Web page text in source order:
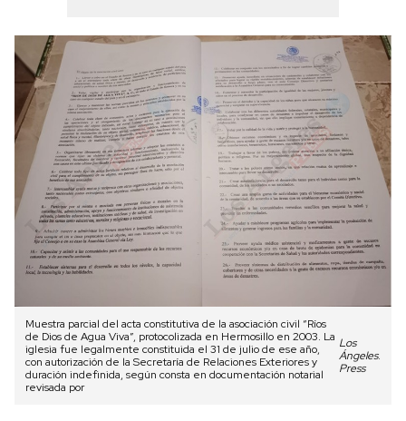
Muestra parcial del acta constitutiva de la asociación civil “Ríos
de Dios de Agua Viva”, protocolizada en Hermosillo en 2003. La
iglesia fue legalmente constituida el 31 de julio de ese año,
con autorización de la Secretaría de Relaciones Exteriores y
duración indefinida, según consta en documentación notarial
revisada por
Los
Ángeles
Press
.